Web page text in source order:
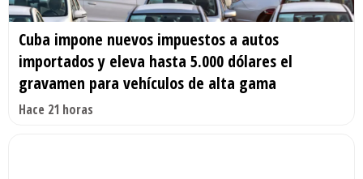
Cuba impone nuevos impuestos a autos
importados y eleva hasta 5.000 dólares el
gravamen para vehículos de alta gama
Hace 21 horas